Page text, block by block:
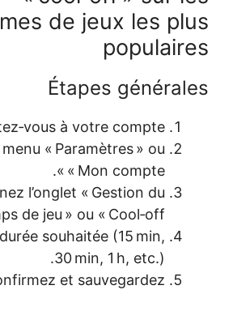
Accédez au
Choisissez la